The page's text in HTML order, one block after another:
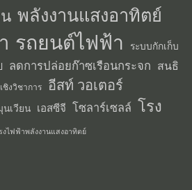
พลังงานแสงอาทิตย์
รถยนต์ไฟฟ้า
ระบบกักเก็บ
ลดการปล่อยก๊าซเรือนกระจก สนธิ
ชิงวิชาการ อีสท์ วอเตอร์
นเวียน เอสซีจี โซลาร์เซลล์ โรง
งไฟฟ้าพลังงานแสงอาทิตย์